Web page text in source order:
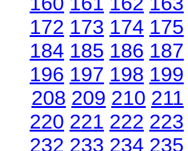
172 173 174 175
184 185 186 187
196 197 198 199
208 209 210 211
220 221 222 223
232 233 234 235